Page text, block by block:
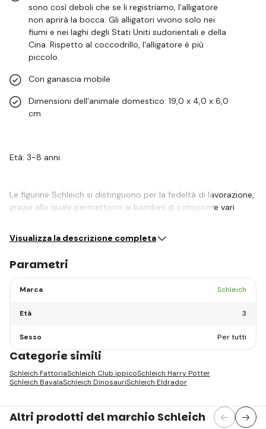
sono così deboli che se li registriamo, l'alligatore
non aprirà la bocca. Gli alligatori vivono solo nei
fiumi e nei laghi degli Stati Uniti sudorientali e della
Cina. Rispetto al coccodrillo, l'alligatore è più
piccolo.
Con ganascia mobile
Dimensioni dell'animale domestico: 19,0 x 4,0 x 6,0
cm
Età: 3-8 anni.
Le figurine Schleich si distinguono per la fedeltà di lavorazione,
grazie alla quale permettono ai bambini di conoscere vari
Visualizza la descrizione completa
Parametri
Marca Schleich
Età 3
Sesso Per tutti
Categorie simili
Schleich FattoriaSchleich Club ippicoSchleich Harry Potter
Schleich BayalaSchleich DinosauriSchleich Eldrador
Altri prodotti del marchio Schleich